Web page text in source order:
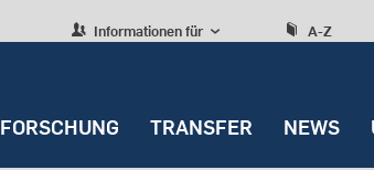
Informationen für A-Z
FORSCHUNG TRANSFER NEWS